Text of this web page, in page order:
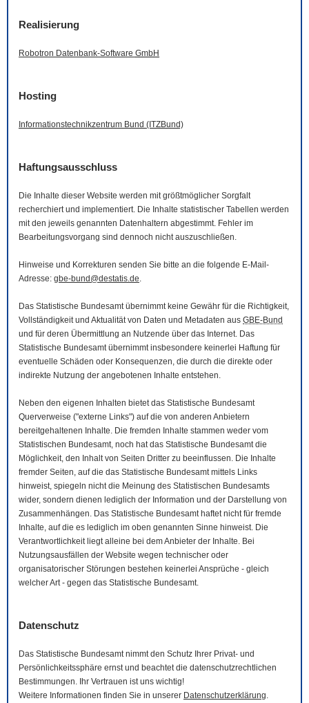
Realisierung
Robotron Datenbank-Software GmbH
Hosting
Informationstechnikzentrum Bund (ITZBund)
Haftungsausschluss
Die Inhalte dieser Website werden mit größtmöglicher Sorgfalt
recherchiert und implementiert. Die Inhalte statistischer Tabellen werden
mit den jeweils genannten Datenhaltern abgestimmt. Fehler im
Bearbeitungsvorgang sind dennoch nicht auszuschließen.
Hinweise und Korrekturen senden Sie bitte an die folgende E-Mail -
Adresse: gbe-bund@destatis.de.
Das Statistische Bundesamt übernimmt keine Gewähr für die Richtigkeit,
Vollständigkeit und Aktualität von Daten und Metadaten aus GBE-Bund
und für deren Übermittlung an Nutzende über das Internet. Das
Statistische Bundesamt übernimmt insbesondere keinerlei Haftung für
eventuelle Schäden oder Konsequenzen, die durch die direkte oder
indirekte Nutzung der angebotenen Inhalte entstehen.
Neben den eigenen Inhalten bietet das Statistische Bundesamt
Querverweise ("externe Links") auf die von anderen Anbietern
bereitgehaltenen Inhalte. Die fremden Inhalte stammen weder vom
Statistischen Bundesamt, noch hat das Statistische Bundesamt die
Möglichkeit, den Inhalt von Seiten Dritter zu beeinflussen. Die Inhalte
fremder Seiten, auf die das Statistische Bundesamt mittels Links
hinweist, spiegeln nicht die Meinung des Statistischen Bundesamts
wider, sondern dienen lediglich der Information und der Darstellung von
Zusammenhängen. Das Statistische Bundesamt haftet nicht für fremde
Inhalte, auf die es lediglich im oben genannten Sinne hinweist. Die
Verantwortlichkeit liegt alleine bei dem Anbieter der Inhalte. Bei
Nutzungsausfällen der Website wegen technischer oder
organisatorischer Störungen bestehen keinerlei Ansprüche - gleich
welcher Art - gegen das Statistische Bundesamt.
Datenschutz
Das Statistische Bundesamt nimmt den Schutz Ihrer Privat- und
Persönlichkeitssphäre ernst und beachtet die datenschutzrechtlichen
Bestimmungen. Ihr Vertrauen ist uns wichtig!
Weitere Informationen finden Sie in unserer Datenschutzerklärung.